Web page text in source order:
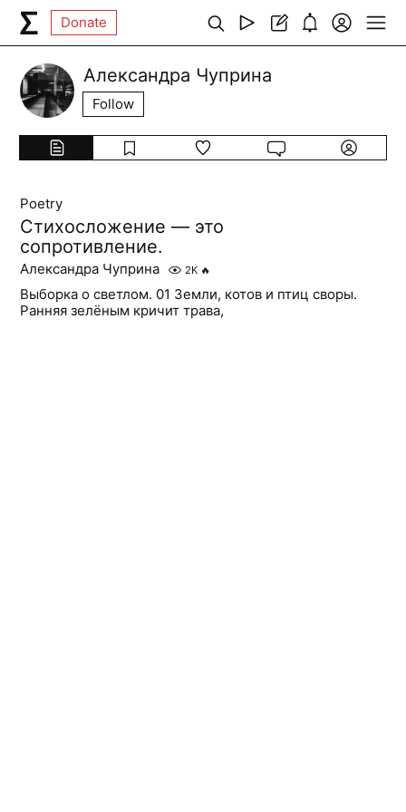
Donate
Александра Чуприна
Follow
Poetry
Стихосложение — это
сопротивление.
Александра Чуприна 2K 🔥
Выборка о светлом. 01 Земли, котов и птиц своры.
Ранняя зелёным кричит трава,